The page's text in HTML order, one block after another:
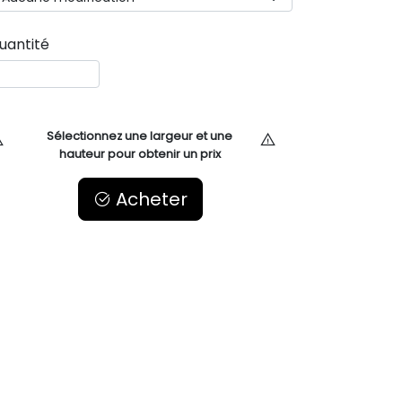
Sélectionnez une largeur et une
hauteur pour obtenir un prix
Acheter